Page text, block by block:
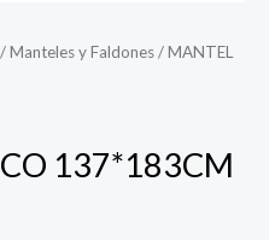
/Manteles y Faldones/ MANTEL
137*183CM